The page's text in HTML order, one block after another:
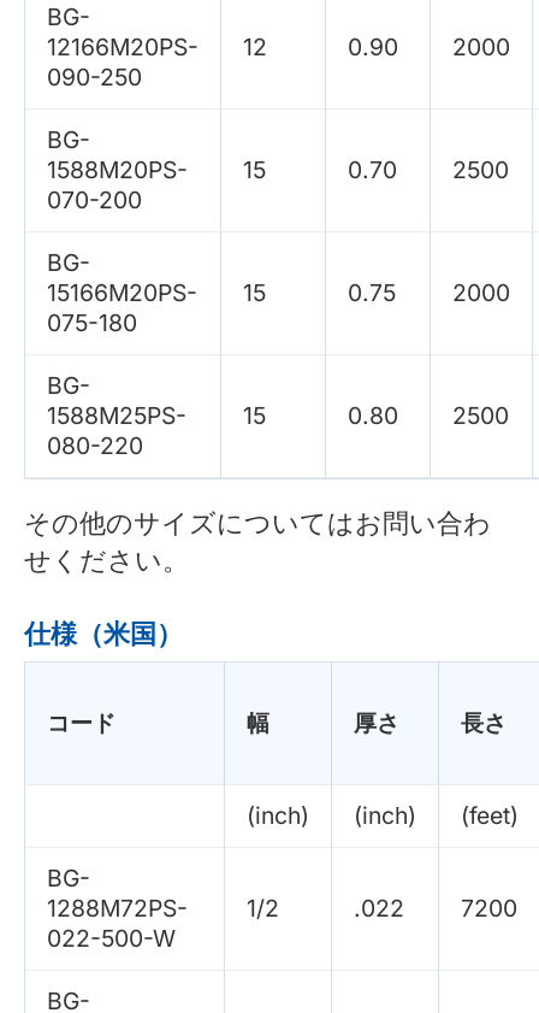
BG-
12166M20PS-
090-250
12 0.90 2000
BG-
1588M20PS-
070-200
15 0.70 2500
BG-
15166M20PS-
075-180
15 0.75 2000
BG-
1588M25PS-
080-220
15 0.80 2500
その他のサイズについてはお問い合わ
せください。
仕様（米国）
コード 幅 厚さ 長さ
(inch) (inch) (feet)
BG-
1288M72PS-
022-500-W
1/2 .022 7200
BG-